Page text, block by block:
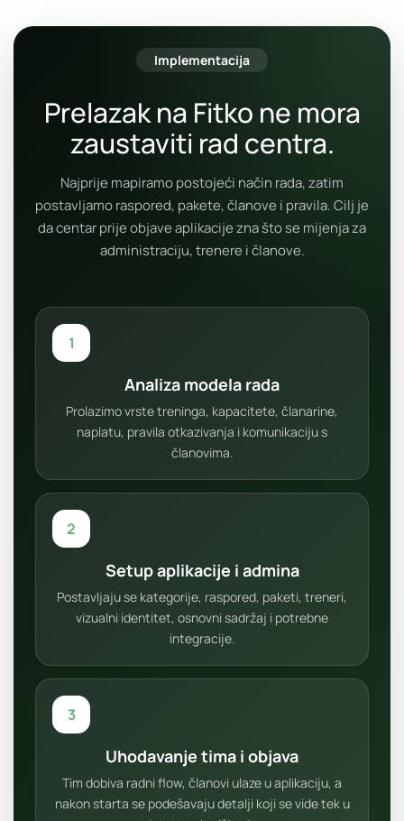
Implementacija
Prelazak na Fitko ne mora
zaustaviti rad centra.
Najprije mapiramo postojeći način rada, zatim
postavljamo raspored, pakete, članove i pravila. Cilj je
da centar prije objave aplikacije zna što se mijenja za
administraciju, trenere i članove.
1
Analiza modela rada
Prolazimo vrste treninga, kapacitete, članarine,
naplatu, pravila otkazivanja i komunikaciju s
članovima.
2
Setup aplikacije i admina
Postavljaju se kategorije, raspored, paketi, treneri,
vizualni identitet, osnovni sadržaj i potrebne
integracije.
3
Uhodavanje tima i objava
Tim dobiva radni flow, članovi ulaze u aplikaciju, a
nakon starta se podešavaju detalji koji se vide tek u